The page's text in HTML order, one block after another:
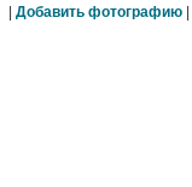
Добавить фотографию|